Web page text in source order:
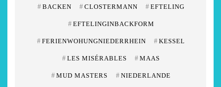
# BACKEN # CLOSTERMANN # EFTELING
# EFTELINGINBACKFORM
# FERIENWOHUNGNIEDERRHEIN # KESSEL
# LES MISÉRABLES # MAAS
# MUD MASTERS # NIEDERLANDE